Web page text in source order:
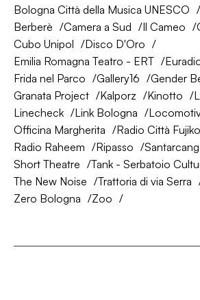
Bologna Città della Musica UNESCO
Berberè
Camera a Sud Il Cameo
Cubo Unipol
Disco D'Oro
Emilia Romagna Teatro - ERT
Frida nel Parco
Gallery16
Gender
Granata Project
Kalporz Kinotto
Linecheck
Link Bologna
Officina Margherita
Radio Città Fujiko
Radio Raheem
Ripasso
Short Theatre
Tank - Serbatoio
The New Noise
Trattoria di via Serra
Zero Bologna
Zoo